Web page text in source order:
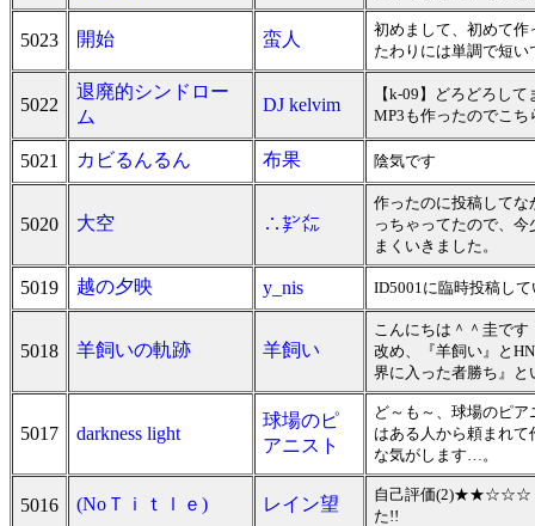
5023 開始 蛮人
初めまして、初めて
たわりには単調で短い
5022
退廃的シンドロー
ム
DJ kelvim
【k-09】どろどろし
MP3も作ったのでこち
5021 カビるんるん 布果 陰気です
5020 大空 ∴㌢㍍
作ったのに投稿して
っちゃってたので、
まくいきました。
5019 越の夕映 y_nis ID5001に臨時投稿し
5018 羊飼いの軌跡 羊飼い
こんにちは＾＾圭で
改め、『羊飼い』と
界に入った者勝ち』
5017 darkness light
球場のピ
アニスト
ど～も～、球場のピ
はある人から頼まれ
な気がします…。
5016 (NoＴｉｔｌｅ) レイン望
自己評価(2)★★☆☆☆ 昔
た!!